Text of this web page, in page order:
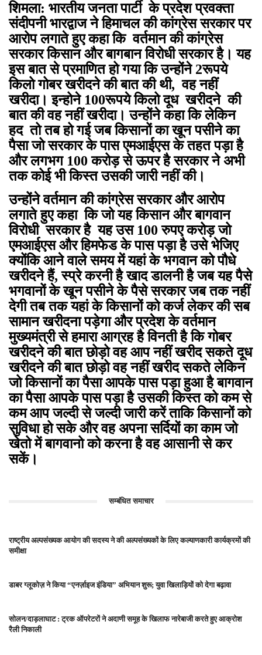
शिमला: भारतीय जनता पार्टी के प्रदेश प्रवक्ता
संदीपनी भारद्वाज ने हिमाचल की कांग्रेस सरकार पर
आरोप लगाते हुए कहा कि वर्तमान की कांग्रेस
सरकार किसान और बागबान विरोधी सरकार है। यह
इस बात से प्रमाणित हो गया कि उन्होंने 2रूपये
किलो गोबर खरीदने की बात की थी, वह नहीं
खरीदा। इन्होने 100रूपये किलो दूध खरीदने की
बात की वह नहीं खरीदा। उन्होंने कहा कि लेकिन
हद तो तब हो गई जब किसानों का खून पसीने का
पैसा जो सरकार के पास एमआईएस के तहत पड़ा है
और लगभग 100 करोड़ से ऊपर है सरकार ने अभी
तक कोई भी किस्त उसकी जारी नहीं की।
उन्होंने वर्तमान की कांग्रेस सरकार और आरोप
लगाते हुए कहा कि जो यह किसान और बागवान
विरोधी सरकार है यह उस 100 रुपए करोड़ जो
एमआईएस और हिमफेड के पास पड़ा है उसे भेजिए
क्योंकि आने वाले समय में यहां के भगवान को पौधे
खरीदने हैं, स्प्रे करनी है खाद डालनी है जब यह पैसे
भगवानों के खून पसीने के पैसे सरकार जब तक नहीं
देगी तब तक यहां के किसानों को कर्ज लेकर की सब
सामान खरीदना पड़ेगा और प्रदेश के वर्तमान
मुख्यमंत्री से हमारा आग्रह है विनती है कि गोबर
खरीदने की बात छोड़ो वह आप नहीं खरीद सकते दूध
खरीदने की बात छोड़ो वह नहीं खरीद सकते लेकिन
जो किसानों का पैसा आपके पास पड़ा हुआ है बागवान
का पैसा आपके पास पड़ा है उसकी किस्त को कम से
कम आप जल्दी से जल्दी जारी करें ताकि किसानों को
सुविधा हो सके और वह अपना सर्दियों का काम जो
खेतो में बागवानो को करना है वह आसानी से कर
सकें।
सम्बंधित समाचार
राष्ट्रीय अल्पसंख्यक आयोग की सदस्य ने की अल्पसंख्यकों के लिए कल्याणकारी कार्यक्रमों की
समीक्षा
डाबर ग्लूकोज़ ने किया “एनर्ज़ाइज इंडिया” अभियान शुरू; युवा खिलाड़ियों को देगा बढ़ावा
सोलन/दाड़लाघाट : ट्रक ऑपरेटरों ने अदाणी समूह के खिलाफ नारेबाजी करते हुए आक्रोश
रैली निकाली